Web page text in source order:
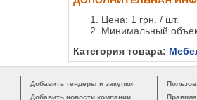
Цена: 1 грн. / шт.
Минимальный
Категория товара:
Добавить тендеры и закупки
Добавить новости компании